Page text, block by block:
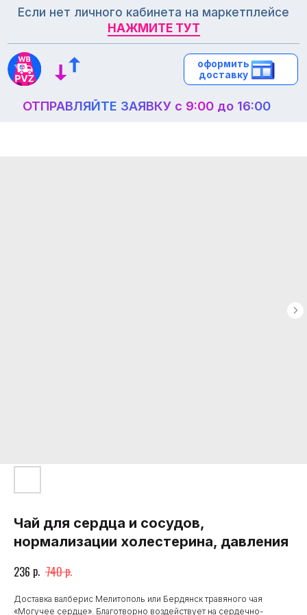
Если нет личного кабинета на маркетплейсе
НАЖМИТЕ ТУТ
оформить
доставку
НАЖМИТЕ ТУТ
оформить
доставку
Чай для сердца и сосудов,
нормализации холестерина, давления
236 р. 740р.
Доставка валберис Мелитополь или Бердянск травяного чая
«Могучее сердце». Благотворно воздействует на сердечно-